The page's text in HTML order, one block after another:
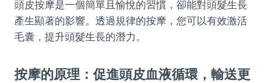
頭皮按摩是一個簡單且愉悅的習慣，卻能對頭髮生長
產生顯著的影響。透過規律的按摩，您可以有效激活
毛囊，提升頭髮生長的潛力。
按摩的原理：促進頭皮血液循環，輸送更